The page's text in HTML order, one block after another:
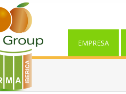
EMPRESA